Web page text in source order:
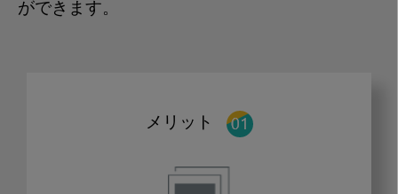
ができます。
メリット